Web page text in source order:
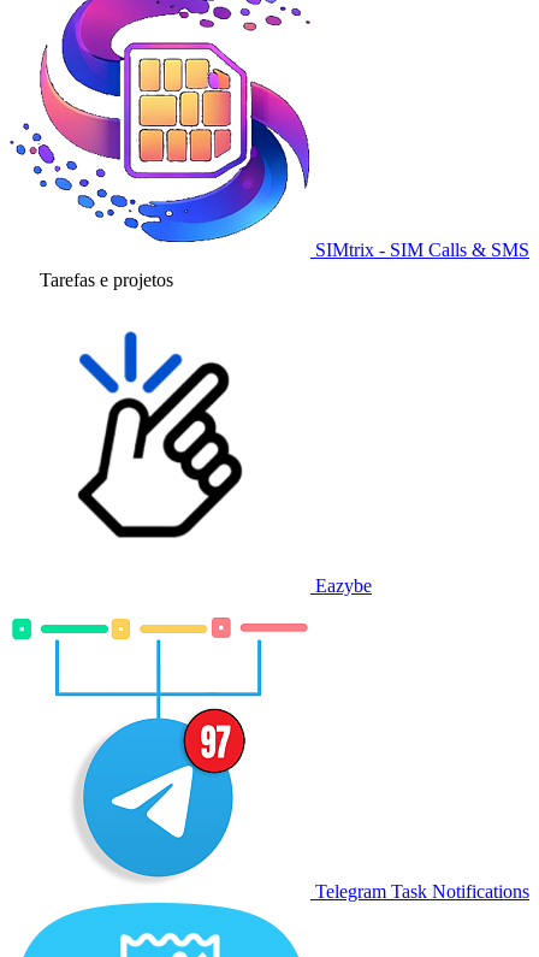
SIMtrix - SIM Calls & SMS
Tarefas e projetos
Eazybe
Telegram Task Notifications